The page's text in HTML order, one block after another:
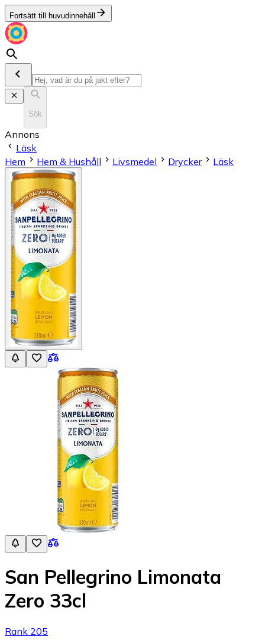
Fortsätt till huvudinnehåll
Sök
Annons
Läsk
Hem
Hem & Hushåll Livsmedel Drycker Läsk
San Pellegrino Limonata
Zero 33cl
Rank 205